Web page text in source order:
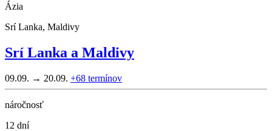
Ázia
Srí Lanka, Maldivy
Srí Lanka a Maldivy
09.09. → 20.09. +68 termínov
náročnosť
12 dní